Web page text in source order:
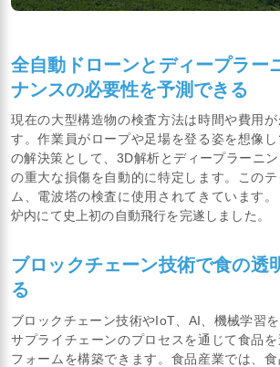
全自動ドローンとディープラー
ナンスの必要性を予測できる
現在の大型構造物の検査方法は時間や費用
す。作業員がロープや足場を登る姿を想像
の解決策として、3D解析とディープラーニ
の重大な損傷を自動的に特定します。この
ム、電波塔の検査に使用されてきています
炉内にて史上初の自動飛行を完遂しました。
ブロックチェーン技術で食の透
る
ブロックチェーン技術やIoT、AI、機械学習
サプライチェーンのプロセスを通じて食品
フォームを構築できます。食品産業では、